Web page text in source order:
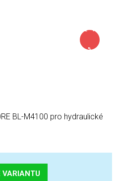
až –18
%
BL-M4100 pro hydraulické
VARIANTU